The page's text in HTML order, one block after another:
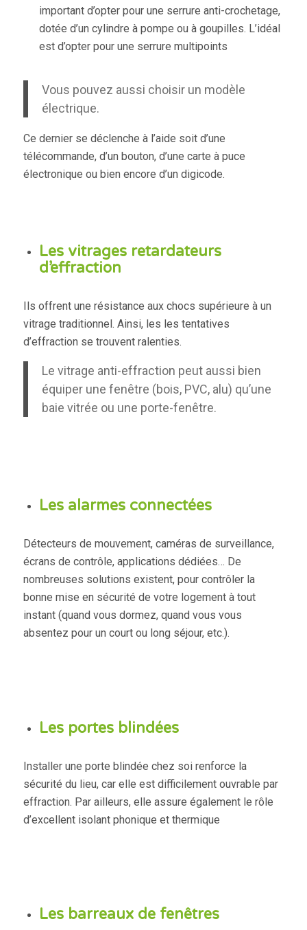
important d’opter pour une serrure anti-crochetage,
dotée d’un cylindre à pompe ou à goupilles. L’idéal
est d’opter pour une serrure multipoints
Vous pouvez aussi choisir un modèle
électrique.
Ce dernier se déclenche à l’aide soit d’une
télécommande, d’un bouton, d’une carte à puce
électronique ou bien encore d’un digicode.
Les vitrages retardateurs
d’effraction
Ils offrent une résistance aux chocs supérieure à un
vitrage traditionnel. Ainsi, les les tentatives
d’effraction se trouvent ralenties.
Le vitrage anti-effraction peut aussi bien
équiper une fenêtre (bois, PVC, alu) qu’une
baie vitrée ou une porte-fenêtre.
Les alarmes connectées
Détecteurs de mouvement, caméras de surveillance,
écrans de contrôle, applications dédiées… De
nombreuses solutions existent, pour contrôler la
bonne mise en sécurité de votre logement à tout
instant (quand vous dormez, quand vous vous
absentez pour un court ou long séjour, etc.).
Les portes blindées
Installer une porte blindée chez soi renforce la
sécurité du lieu, car elle est difficilement ouvrable par
effraction. Par ailleurs, elle assure également le rôle
d’excellent isolant phonique et thermique
Les barreaux de fenêtres